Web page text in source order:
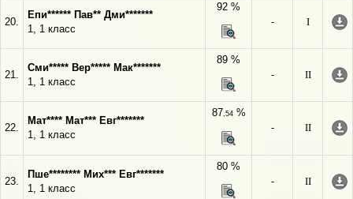
20.
Епи****** Пав** Дми*******
1, 1 класс
92 %
-
I
21.
Сми***** Вер***** Мак*******
1, 1 класс
89 %
-
II
22.
Мат**** Мат*** Евг*******
1, 1 класс
87,54%
-
II
23.
Пше******** Мих*** Евг*******
1, 1 класс
80 %
-
II